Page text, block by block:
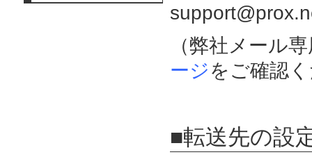
（弊社メール
ージをご確認
■転送先の設